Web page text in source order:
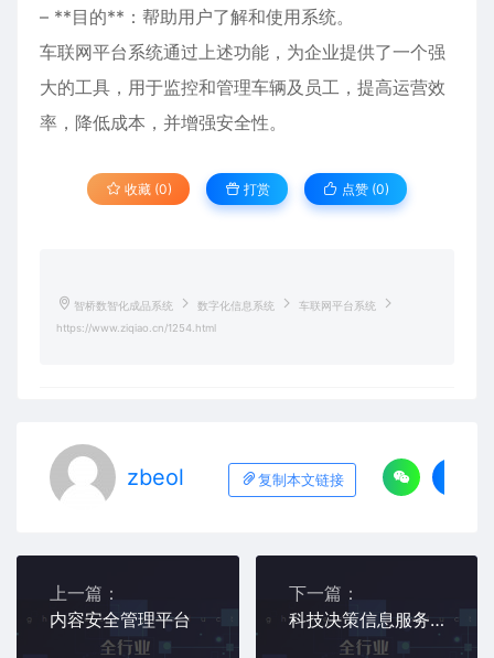
– **目的**：帮助用户了解和使用系统。
车联网平台系统通过上述功能，为企业提供了一个强
大的工具，用于监控和管理车辆及员工，提高运营效
率，降低成本，并增强安全性。
收藏 (0) 打赏 点赞 (0)
智桥数智化成品系统 数字化信息系统
车联网平台系统
https://www.ziqiao.cn/1254.html
zbeol 复制本文链接
上一篇：
内容安全管理平台
下一篇：
科技决策信息服务平台